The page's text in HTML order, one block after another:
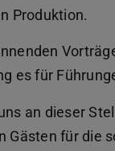
Produktion.
es für
an dieser
Gästen für die